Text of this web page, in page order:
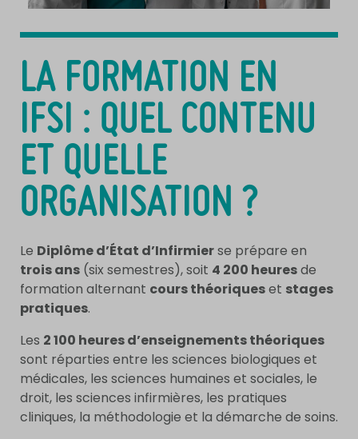
LA FORMATION EN
IFSI : QUEL CONTENU
ET QUELLE
ORGANISATION ?
Le Diplôme d’État d’Infirmierse prépare en
trois ans (six semestres), soit 4 200 heuresde
formation alternant cours théoriqueset stages
pratiques.
Les 2 100 heures d’enseignements théoriques
sont réparties entre les sciences biologiques et
médicales, les sciences humaines et sociales, le
droit, les sciences infirmières, les pratiques
cliniques, la méthodologie et la démarche de soins.